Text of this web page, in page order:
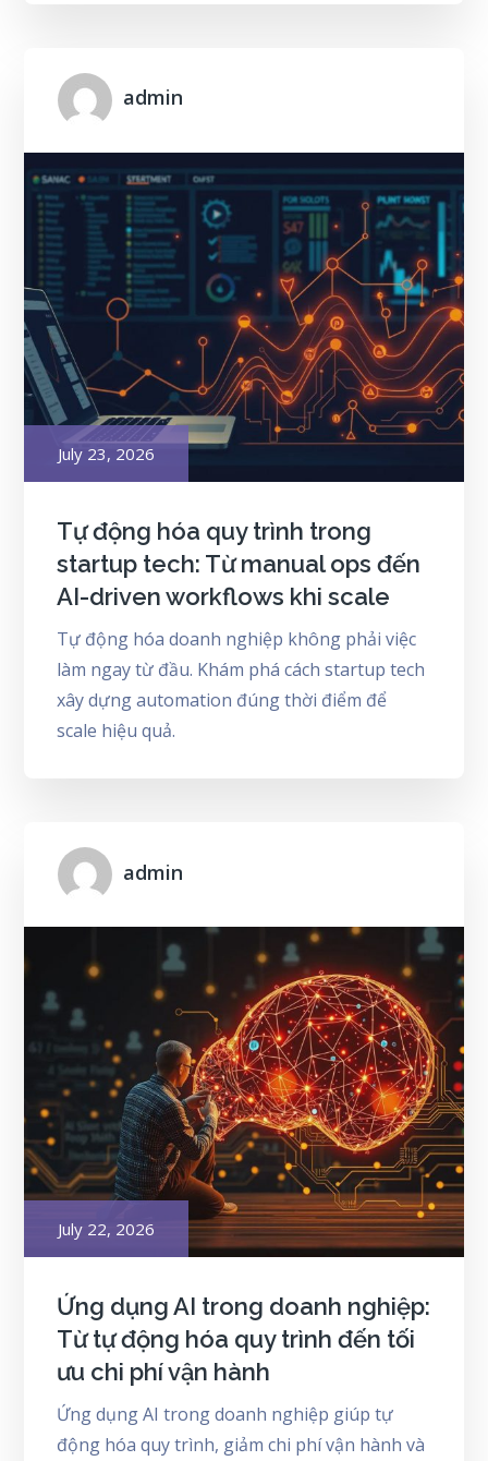
admin
Posted
on
July 23, 2026
Tự động hóa quy trình trong
startup tech: Từ manual ops đến
AI-driven workflows khi scale
Tự động hóa doanh nghiệp không phải việc
làm ngay từ đầu. Khám phá cách startup tech
xây dựng automation đúng thời điểm để
scale hiệu quả.
admin
Posted
on
July 22, 2026
Ứng dụng AI trong doanh nghiệp:
Từ tự động hóa quy trình đến tối
ưu chi phí vận hành
Ứng dụng AI trong doanh nghiệp giúp tự
động hóa quy trình, giảm chi phí vận hành và